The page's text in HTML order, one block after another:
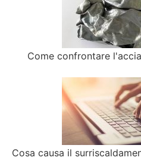
Come confrontare
Cosa causa il